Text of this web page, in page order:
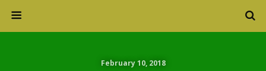
February 10, 2018